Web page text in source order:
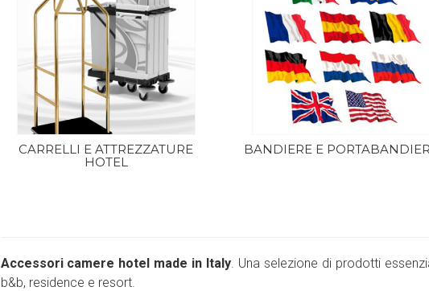
CARRELLI E ATTREZZATURE
HOTEL
BANDIERE E
Accessori camere hotel made in Italy. Una selezione di prodotti
b&b, residence e resort.